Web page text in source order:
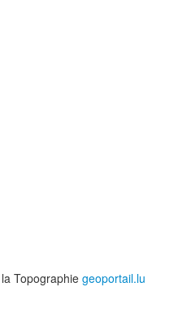
Topographiegeoportail.lu